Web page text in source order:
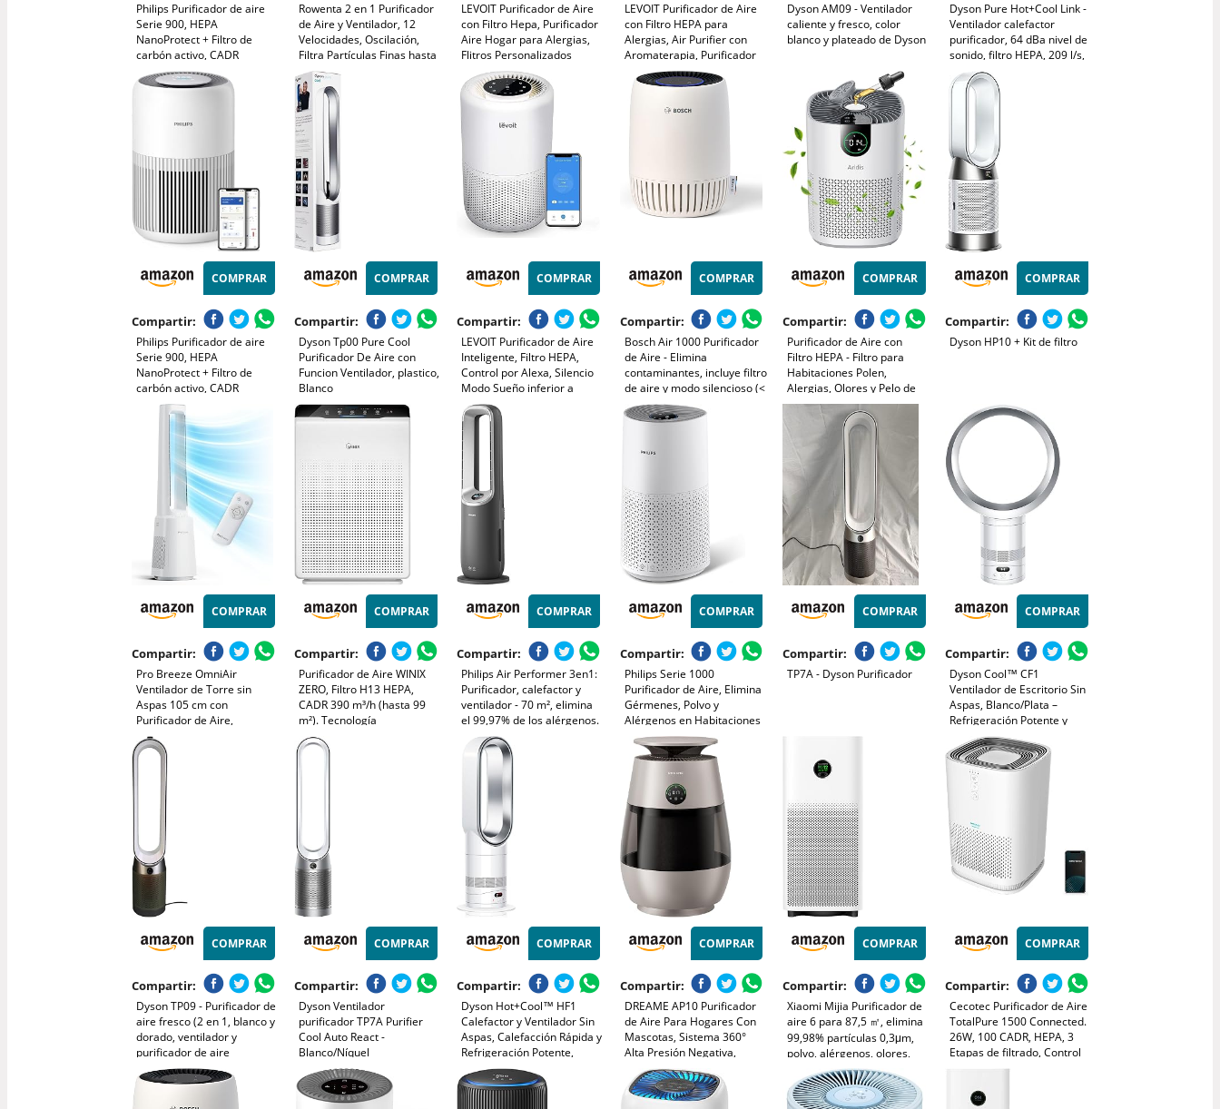
Philips Purificador de aire
Serie 900, HEPA
NanoProtect + Filtro de
carbón activo, CADR
250m³/h para alérgicos de
65m², silencioso, inteligente
Rowenta 2 en 1 Purificador
de Aire y Ventilador, 12
Velocidades, Oscilación,
Filtra Partículas Finas hasta
el 99,95%, Silencioso,
Mando a Distancia, Plata,
Eclipse, QU5030
LEVOIT Purificador de Aire
con Filtro Hepa, Purificador
Aire Hogar para Alergias,
Flitros Personalizados
Elimina 99,97% del Polen,
Polvo, Olores de Mascotas,
Modo Sueño y
LEVOIT Purificador de Aire
con Filtro HEPA para
Alergias, Air Purifier con
Aromaterapia, Purificador
Aire Silencioso 25dB, Bajo
Consumo de Energía de 7W,
Dyson AM09 - Ventilador
caliente y fresco, color
blanco y plateado de Dyson
Dyson Pure Hot+Cool Link -
Ventilador calefactor
purificador, 64 dBa nivel de
sonido, filtro HEPA, 209 l/s,
color blanco
COMPRAR
Compartir:
Philips Purificador de aire
Serie 900, HEPA
NanoProtect + Filtro de
carbón activo, CADR
250m³/h para alérgicos de
65m², silencioso, inteligente
y de bajo consumo
(AC0950/10)
COMPRAR
Compartir:
Dyson Tp00 Pure Cool
Purificador De Aire con
Funcion Ventilador, plastico,
Blanco
COMPRAR
Compartir:
LEVOIT Purificador de Aire
Inteligente, Filtro HEPA,
Control por Alexa, Silencio
Modo Sueño inferior a
24dB, Elimina 99,97% de
Alergia Polen Olor y Caspa
de Mascota,Blanco
COMPRAR
Compartir:
Bosch Air 1000 Purificador
de Aire - Elimina
contaminantes, incluye filtro
de aire y modo silencioso (<
25 dB(A)) - para superficies
de hasta 23 m² - con modo
m³/h
COMPRAR
Compartir:
Purificador de Aire con
Filtro HEPA - Filtro para
Habitaciones Polen,
Alergias, Olores y Pelo de
Mascotas, con Esponja de
Aromaterapia, 7.2W y 3
Velocidades, Silencioso
Versión Mejorada
COMPRAR
Compartir:
Dyson HP10 + Kit de filtro
COMPRAR
Compartir:
Pro Breeze OmniAir
Ventilador de Torre sin
Aspas 105 cm con
Purificador de Aire,
Oscilación 75°, Ultra
Silencioso, Mando a
Pantalla LED, 10
Velocidades y 5 Modos
COMPRAR
Compartir:
Purificador de Aire WINIX
ZERO, Filtro H13 HEPA,
CADR 390 m³/h (hasta 99
m²). Tecnología
PlasmaWave. Reduce el
99,999% Contaminantes,
COMPRAR
Compartir:
Philips Air Performer 3en1:
Purificador, calefactor y
ventilador - 70 m², elimina
el 99,97% de los alérgenos.
Filtro HEPA, Sensores
inteligentes, Alexa, App.
Silencioso y bajo consumo
(AMF870/15)
COMPRAR
Compartir:
Philips Serie 1000
Purificador de Aire, Elimina
Gérmenes, Polvo y
Alérgenos en Habitaciones
de hasta 78 m², CADR 300
m³/h, Modo de Reposo
(AC1711/10)
COMPRAR
Compartir:
TP7A - Dyson Purificador
COMPRAR
Compartir:
Dyson Cool™ CF1
Ventilador de Escritorio Sin
Aspas, Blanco/Plata –
Refrigeración Potente y
Silenciosa con Tecnología
Air Multiplier™, Control por
App MyDyson™, Modo
Noche, Ahorro Energético
COMPRAR
Compartir:
Dyson TP09 - Purificador de
aire fresco (2 en 1, blanco y
dorado, ventilador y
purificador de aire
silencioso, apto para
dormitorio, alérgicos, filtro
de aire 99,5% de polvo y
COMPRAR
Compartir:
Dyson Ventilador
purificador TP7A Purifier
Cool Auto React -
Blanco/Níquel
COMPRAR
Compartir:
Dyson Hot+Cool™ HF1
Calefactor y Ventilador Sin
Aspas, Calefacción Rápida y
Refrigeración Potente,
Control por App y Mando,
Precalentamiento,
Silencioso y Eficiente
COMPRAR
Compartir:
DREAME AP10 Purificador
de Aire Para Hogares Con
Mascotas, Sistema 360°
Alta Presión Negativa,
Purificación 5 Etapas Que
Captura Pelo y Olores,
Transparente, Tapa Curva,
COMPRAR
Compartir:
Xiaomi Mijia Purificador de
aire 6 para 87,5 ㎡, elimina
99,98% partículas 0,3μm,
polvo, alérgenos, olores,
humo, control Alexa y app,
modo sueño silencioso,
blanco
COMPRAR
Compartir:
Cecotec Purificador de Aire
TotalPure 1500 Connected.
26W, 100 CADR, HEPA, 3
Etapas de filtrado, Control
por Wi-fi, 2 Modos de
2,5, Cobertura 40 m3 -